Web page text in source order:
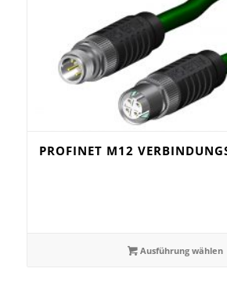
PROFINET M12
Ausführung wählen